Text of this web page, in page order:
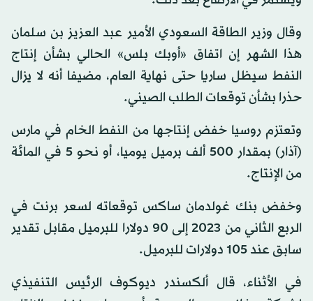
وقال وزير الطاقة السعودي الأمير عبد العزيز بن سلمان
هذا الشهر إن اتفاق «أوبك بلس» الحالي بشأن إنتاج
النفط سيظل ساريا حتى نهاية العام، مضيفا أنه لا يزال
حذرا بشأن توقعات الطلب الصيني.
وتعتزم روسيا خفض إنتاجها من النفط الخام في مارس
(آذار) بمقدار 500 ألف برميل يوميا، أو نحو 5 في المائة
من الإنتاج.
وخفض بنك غولدمان ساكس توقعاته لسعر برنت في
الربع الثاني من 2023 إلى 90 دولارا للبرميل مقابل تقدير
سابق عند 105 دولارات للبرميل.
في الأثناء، قال ألكسندر ديوكوف الرئيس التنفيذي